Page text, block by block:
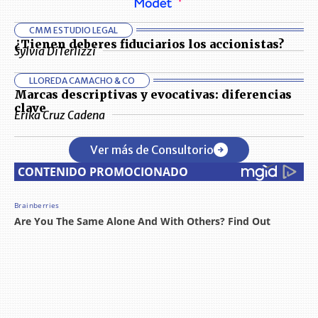
CMM ESTUDIO LEGAL
¿Tienen deberes fiduciarios los accionistas?
Sylvia DiTerlizzi
LLOREDA CAMACHO & CO
Marcas descriptivas y evocativas: diferencias
clave
Erika Cruz Cadena
Ver más de Consultorio